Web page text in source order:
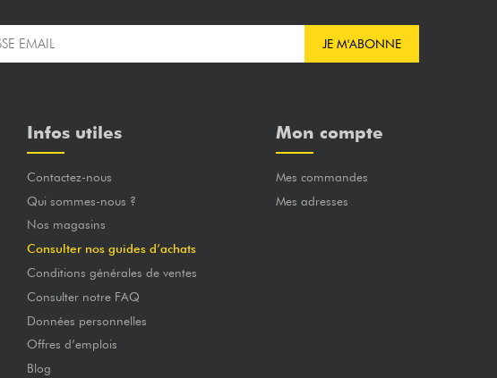
JE M'ABONNE
Infos utiles
Contactez-nous
Qui sommes-nous ?
Nos magasins
Consulter nos guides d’achats
Conditions générales de ventes
Consulter notre FAQ
Données personnelles
Offres d’emplois
Blog
Mon compte
Mes commandes
Mes adresses